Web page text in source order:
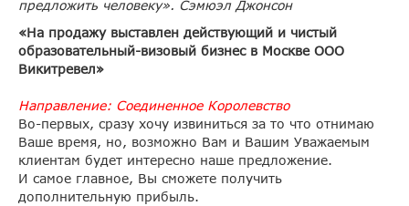
предложить человеку». Сэмюэл Джонсон
«На продажу выставлен действующий и чистый
образовательный-визовый бизнес в Москве ООО
Викитревел»
Направление: Соединенное Королевство
Во-первых, сразу хочу извиниться за то что отнимаю
Ваше время, но, возможно Вам и Вашим Уважаемым
клиентам будет интересно наше предложение.
И самое главное, Вы сможете получить
дополнительную прибыль.